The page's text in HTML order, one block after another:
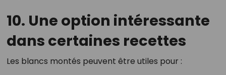
10. Une option intéressante
dans certaines recettes
Les blancs montés peuvent être utiles pour :